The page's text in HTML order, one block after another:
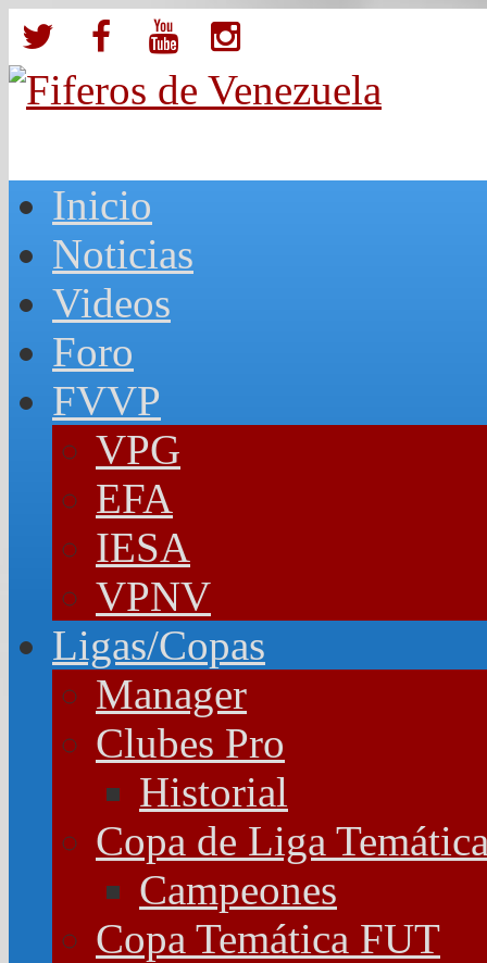
Inicio
Noticias
Videos
Foro
FVVP
VPG
EFA
IESA
VPNV
Ligas/Copas
Manager
Clubes Pro
Historial
Copa de Liga
Campeones
Copa Temática FUT